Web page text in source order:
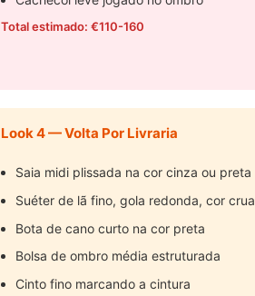
Total estimado: €110-160
Look 4 — Volta Por Livraria
Saia midi plissada na cor cinza ou preta
Suéter de lã fino, gola redonda, cor crua
Bota de cano curto na cor preta
Bolsa de ombro média estruturada
Cinto fino marcando a cintura